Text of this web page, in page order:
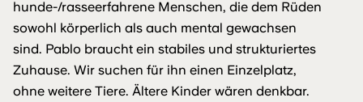
hunde-/rasseerfahrene Menschen, die dem Rüden
sowohl körperlich als auch mental gewachsen
sind. Pablo braucht ein stabiles und strukturiertes
Zuhause. Wir suchen für ihn einen Einzelplatz,
ohne weitere Tiere. Ältere Kinder wären denkbar.